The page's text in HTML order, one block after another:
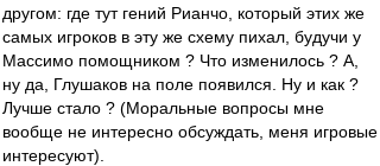
другом: где тут гений Рианчо, который этих же
самых игроков в эту же схему пихал, будучи у
Массимо помощником ? Что изменилось ? А,
ну да, Глушаков на поле появился. Ну и как ?
Лучше стало ? (Моральные вопросы мне
вообще не интересно обсуждать, меня игровые
интересуют).